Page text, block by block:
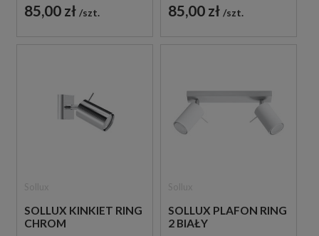
85,00 zł szt. 85,00 zł szt.
SOLLUX KINKIET RING
CHROM
SOLLUX PLAFON RING
2 BIAŁY